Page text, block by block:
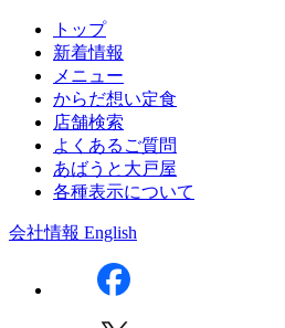
トップ
新着情報
メニュー
からだ想い定食
店舗検索
よくあるご質問
あばうと大戸屋
各種表示について
会社情報 English